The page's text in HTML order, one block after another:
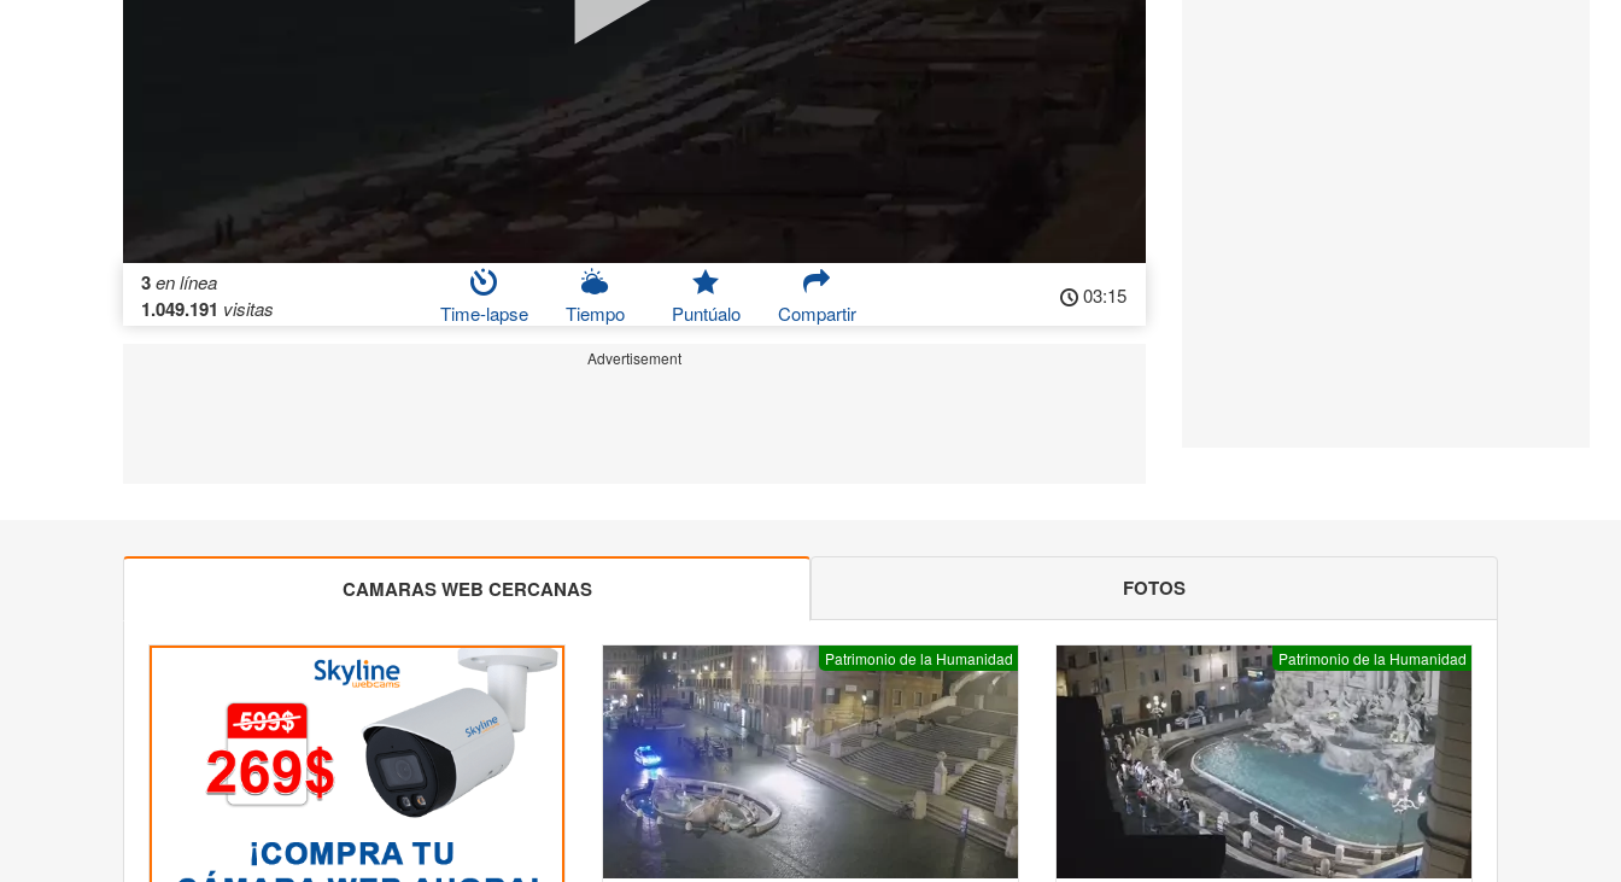
3en línea
1.049.191 visitas Time-lapse Tiempo Puntúalo Compartir
03:15
Advertisement
CAMARAS WEB CERCANAS FOTOS
Patrimonio de la Humanidad Patrimonio de la Humanidad